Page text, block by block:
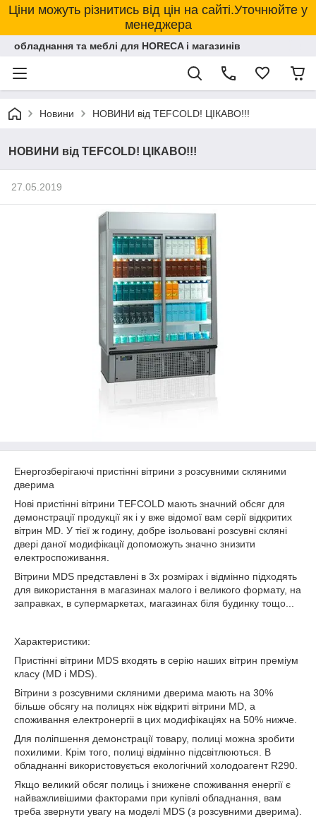
Ціни можуть різнитись від цін на сайті.Уточнюйте у
менеджера
обладнання та меблі для HORECA і магазинів
Новини НОВИНИ від TEFCOLD! ЦІКАВО!!!
НОВИНИ від TEFCOLD! ЦІКАВО!!!
27.05.2019
Енергозберігаючі пристінні вітрини з розсувними скляними
дверима
Нові пристінні вітрини TEFCOLD мають значний обсяг для
демонстрації продукції як і у вже відомої вам серії відкритих
вітрин MD. У тієї ж годину, добре ізольовані розсувні скляні
двері даної модифікації допоможуть значно знизити
електроспоживання.
Вітрини MDS представлені в 3х розмірах і відмінно підходять
для використання в магазинах малого і великого формату, на
заправках, в супермаркетах, магазинах біля будинку тощо...
Характеристики:
Пристінні вітрини MDS входять в серію наших вітрин преміум
класу (MD і MDS).
Вітрини з розсувними скляними дверима мають на 30%
більше обсягу на полицях ніж відкриті вітрини MD, а
споживання електронергіі в цих модифікаціях на 50% нижче.
Для поліпшення демонстрації товару, полиці можна зробити
похилими. Крім того, полиці відмінно підсвітлюються. В
обладнанні використовується екологічний холодоагент R290.
Якщо великий обсяг полиць і знижене споживання енергії є
найважливішими факторами при купівлі обладнання, вам
треба звернути увагу на моделі MDS (з розсувними дверима).